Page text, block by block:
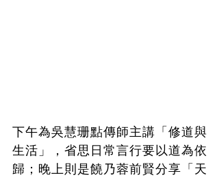
下午為吳慧珊點傳師主講「修道與
生活」，省思日常言行要以道為依
歸；晚上則是饒乃蓉前賢分享「天